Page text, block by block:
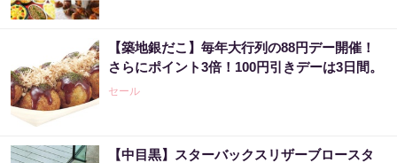
【築地銀だこ】毎年大行列の88円デー開催！
さらにポイント3倍！100円引きデーは3日間。
セール
【中目黒】スターバックスリザーブロースタ